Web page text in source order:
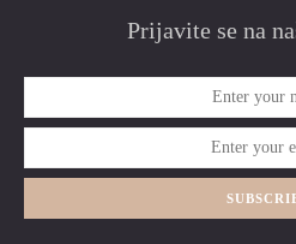
Prijavite se na